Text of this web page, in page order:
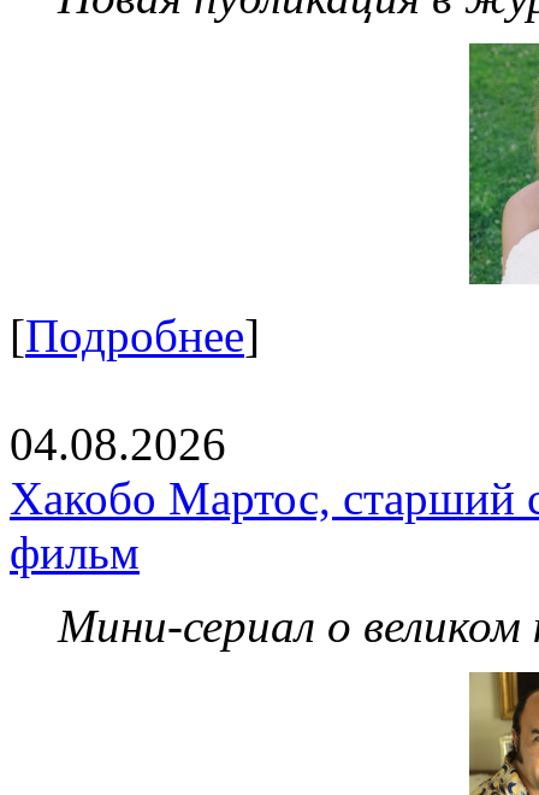
[Подробнее]
04.08.2026
Хакобо Мартос, старший
фильм
Мини-сериал о великом